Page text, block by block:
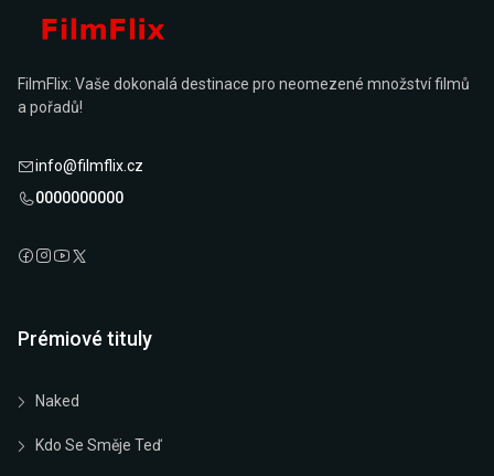
FilmFlix: Vaše dokonalá destinace pro neomezené množství filmů
a pořadů!
info@filmflix.cz
0000000000
Prémiové tituly
Naked
Kdo Se Směje Teď